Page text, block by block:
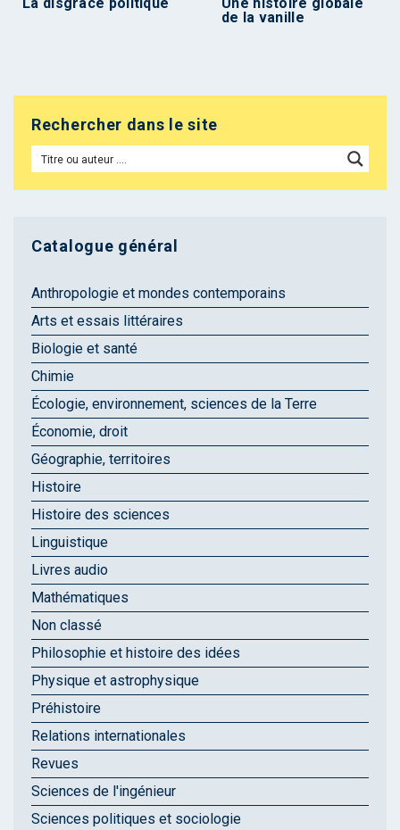
de la vanille
Rechercher dans le site
Catalogue général
Anthropologie et mondes contemporains
Arts et essais littéraires
Biologie et santé
Chimie
Écologie, environnement, sciences de la Terre
Économie, droit
Géographie, territoires
Histoire
Histoire des sciences
Linguistique
Livres audio
Mathématiques
Non classé
Philosophie et histoire des idées
Physique et astrophysique
Préhistoire
Relations internationales
Revues
Sciences de l'ingénieur
Sciences politiques et sociologie